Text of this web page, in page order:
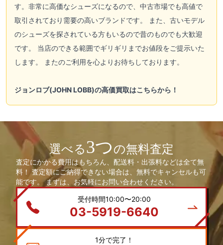
す。非常に高価なシューズになるので、中古市場でも高値で
取引されており需要の高いブランドです。 また、古いモデル
のシューズを探されている方もいるので昔のものでも大歓迎
です。 当店のできる範囲でギリギリまでお値段をご提示いた
します。 またのご利用を心よりお待ちしております。
ジョンロブ(JOHN LOBB)の高価買取はこちらから！
選べる3つの無料査定
査定にかかる費用はもちろん、配送料・出張料などは全て無
料！ 査定額にご納得できない場合は、無料でキャンセルも可
能です。 まずは、お気軽にお問い合わせください。
受付時間10:00〜20:00
03-5919-6640
1分で完了！